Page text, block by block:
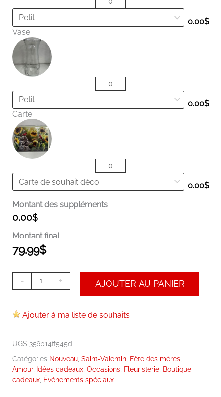
0.00$
Vase
0.00$
Carte
0.00$
Montant des suppléments
0.00$
Montant final
79.99$
- + AJOUTER AU PANIER
Ajouter à ma liste de souhaits
UGS 356b14ff545d
Catégories Nouveau Saint-Valentin Fête des mères
Amour, Idées cadeaux Occasions Fleuristerie Boutique
cadeaux Événements spéciaux